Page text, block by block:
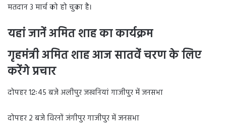
मतदान 3 मार्च को हो चुका है।
यहां जानें अमित शाह का कार्यक्रम
गृहमंत्री अमित शाह आज सातवें चरण के लिए
करेंगे प्रचार
दोपहर 12ः45 बजे अलीपुर जखनियां गाजीपुर में जनसभा
दोपहर 2 बजे विरनों जंगीपुर गाजीपुर में जनसभा